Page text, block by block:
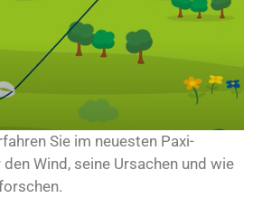
Sie im neuesten Paxi-
Wind, seine Ursachen und wie